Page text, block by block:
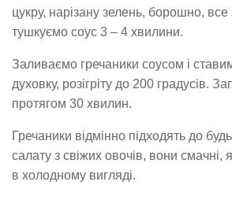
цукру, нарізану зелень, борошно, все
тушкуємо соус 3 – 4 хвилини.
Заливаємо гречаники соусом і
духовку, розігріту до 200 градусів.
протягом 30 хвилин.
Гречаники відмінно підходять до
салату з свіжих овочів, вони смачні,
в холодному вигляді.